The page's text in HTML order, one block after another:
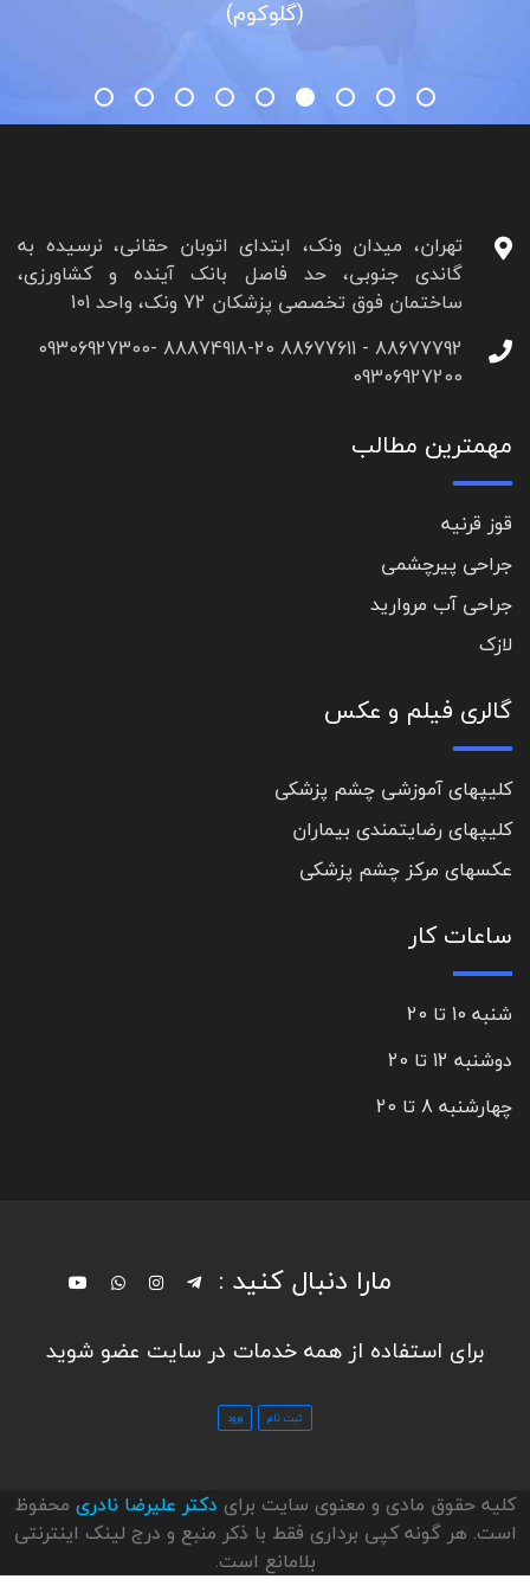
تهران، میدان ونک، ابتدای اتوبان حقانی، نرسیده به
گاندی جنوبی، حد فاصل بانک آینده و کشاورزی،
ساختمان فوق تخصصی پزشکان 72 ونک، واحد 101
88677792 - 88677611 88874918-20 09306927300-
09306927200
مهمترین مطالب
قوز قرنیه
جراحی پیرچشمی
جراحی آب مروارید
لازک
گالری فیلم و عکس
کلیپهای آموزشی چشم پزشکی
کلیپهای رضایتمندی بیماران
عکسهای مرکز چشم پزشکی
ساعات کار
شنبه 10 تا 20
دوشنبه 12 تا 20
چهارشنبه 8 تا 20
مارا دنبال کنید :
برای استفاده از همه خدمات در سایت عضو شوید
کلیه حقوق مادی و معنوی سایت برای دکتر علیرضا نادری محفوظ
است. هر گونه کپی برداری فقط با ذکر منبع و درج لینک اینترنتی
بلامانع است.